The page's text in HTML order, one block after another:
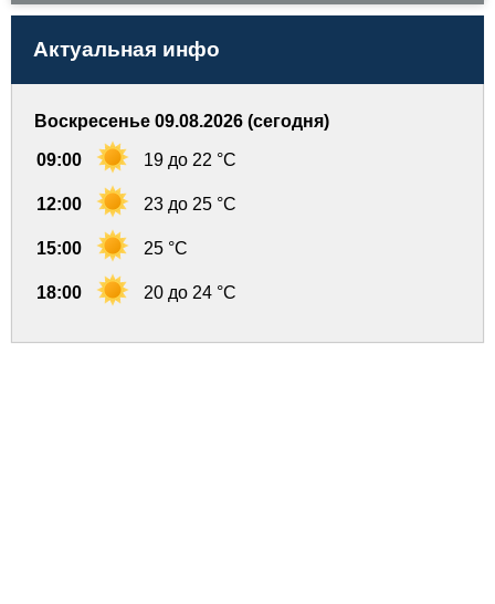
Актуальная инфо
Воскресенье 09.08.2026 (сегодня)
09:00 19 до 22 °C
12:00 23 до 25 °C
15:00 25 °C
18:00 20 до 24 °C